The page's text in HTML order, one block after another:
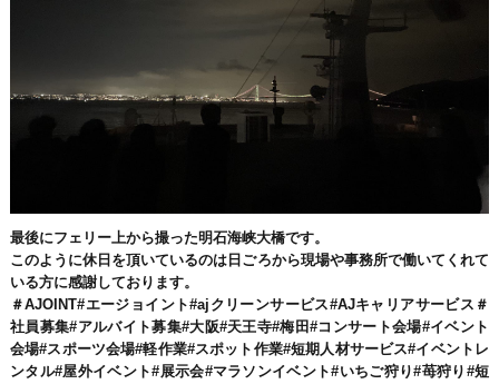
最後にフェリー上から撮った明石海峡大橋です。
このように休日を頂いているのは日ごろから現場や事務所で働いてくれて
いる方に感謝しております。
＃AJOINT#エージョイント#ajクリーンサービス#AJキャリアサービス＃
社員募集#アルバイト募集#大阪#天王寺#梅田#コンサート会場#イベント
会場#スポーツ会場#軽作業#スポット作業#短期人材サービス#イベントレ
ンタル#屋外イベント#展示会#マラソンイベント#いちご狩り#苺狩り#短